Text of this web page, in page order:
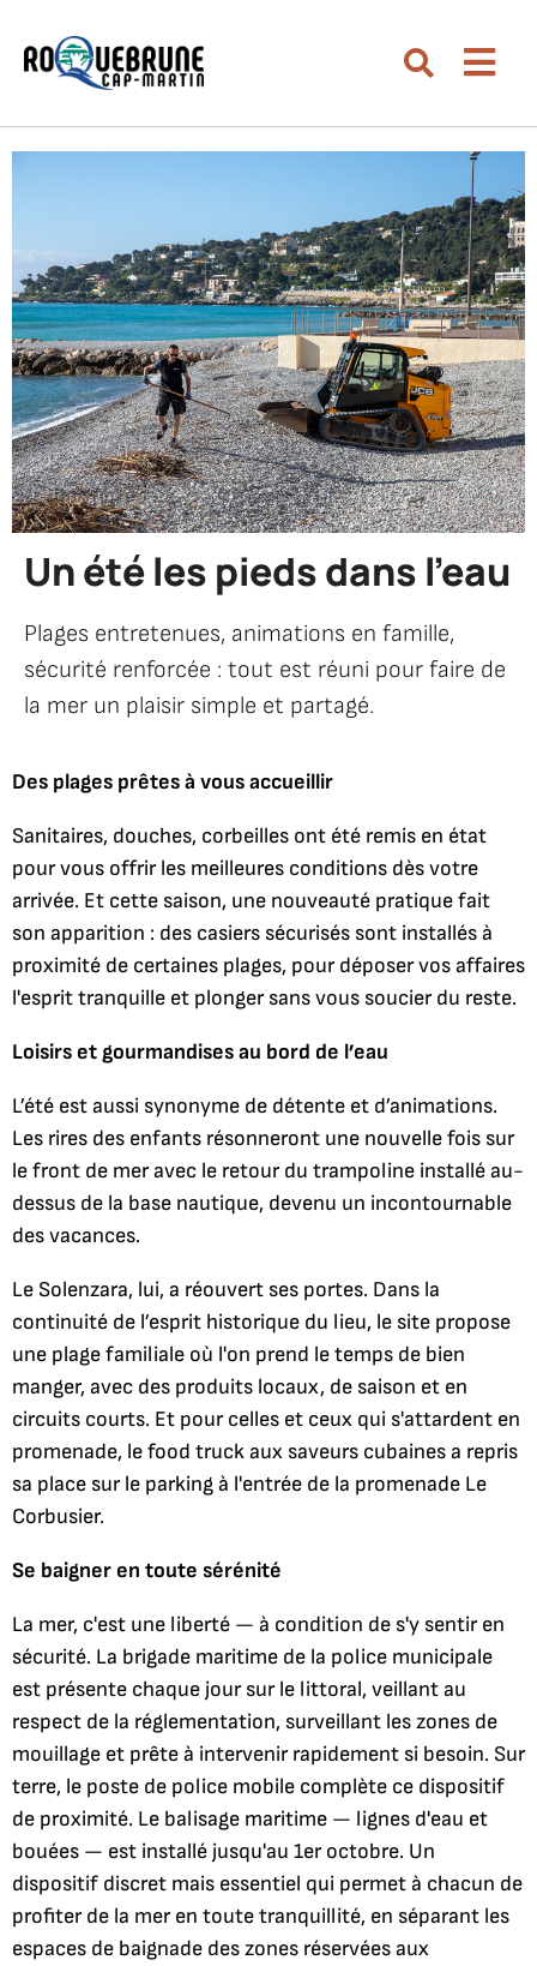
Aller à la recherche
Rechercher
Un été les pieds dans l’eau
Plages entretenues, animations en famille,
sécurité renforcée : tout est réuni pour faire de
la mer un plaisir simple et partagé.
Des plages prêtes à vous accueillir
Sanitaires, douches, corbeilles ont été remis en état
pour vous offrir les meilleures conditions dès votre
arrivée. Et cette saison, une nouveauté pratique fait
son apparition : des casiers sécurisés sont installés à
proximité de certaines plages, pour déposer vos affaires
l'esprit tranquille et plonger sans vous soucier du reste.
Loisirs et gourmandises au bord de l’eau
L’été est aussi synonyme de détente et d’animations.
Les rires des enfants résonneront une nouvelle fois sur
le front de mer avec le retour du trampoline installé au-
dessus de la base nautique, devenu un incontournable
des vacances.
Le Solenzara, lui, a réouvert ses portes. Dans la
continuité de l’esprit historique du lieu, le site propose
une plage familiale où l'on prend le temps de bien
manger, avec des produits locaux, de saison et en
circuits courts. Et pour celles et ceux qui s'attardent en
promenade, le food truck aux saveurs cubaines a repris
sa place sur le parking à l'entrée de la promenade Le
Corbusier.
Se baigner en toute sérénité
La mer, c'est une liberté — à condition de s'y sentir en
sécurité. La brigade maritime de la police municipale
est présente chaque jour sur le littoral, veillant au
respect de la réglementation, surveillant les zones de
mouillage et prête à intervenir rapidement si besoin. Sur
terre, le poste de police mobile complète ce dispositif
de proximité. Le balisage maritime — lignes d'eau et
bouées — est installé jusqu'au 1er octobre. Un
dispositif discret mais essentiel qui permet à chacun de
profiter de la mer en toute tranquillité, en séparant les
espaces de baignade des zones réservées aux